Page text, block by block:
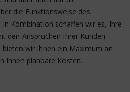
die Funktionsweise des
Kombination schaffen wir es, Ihre
den Ansprüchen Ihrer Kunden
wir Ihnen ein Maximum an
Ihnen planbare Kosten.